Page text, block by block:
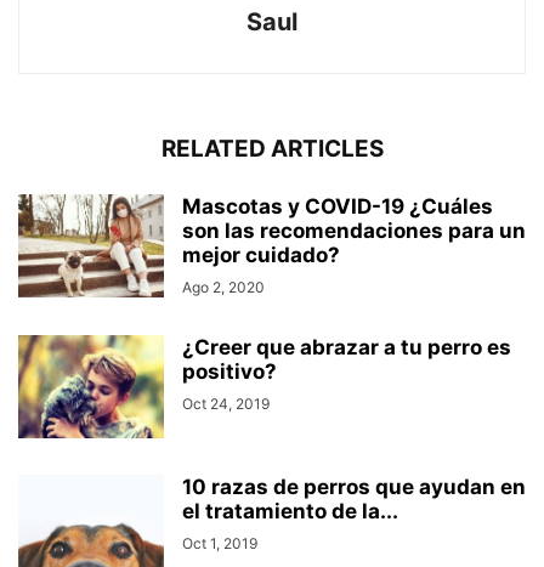
Saul
RELATED ARTICLES
Mascotas y COVID-19 ¿Cuáles
son las recomendaciones para un
mejor cuidado?
Ago 2, 2020
¿Creer que abrazar a tu perro es
positivo?
Oct 24, 2019
10 razas de perros que ayudan en
el tratamiento de la...
Oct 1, 2019